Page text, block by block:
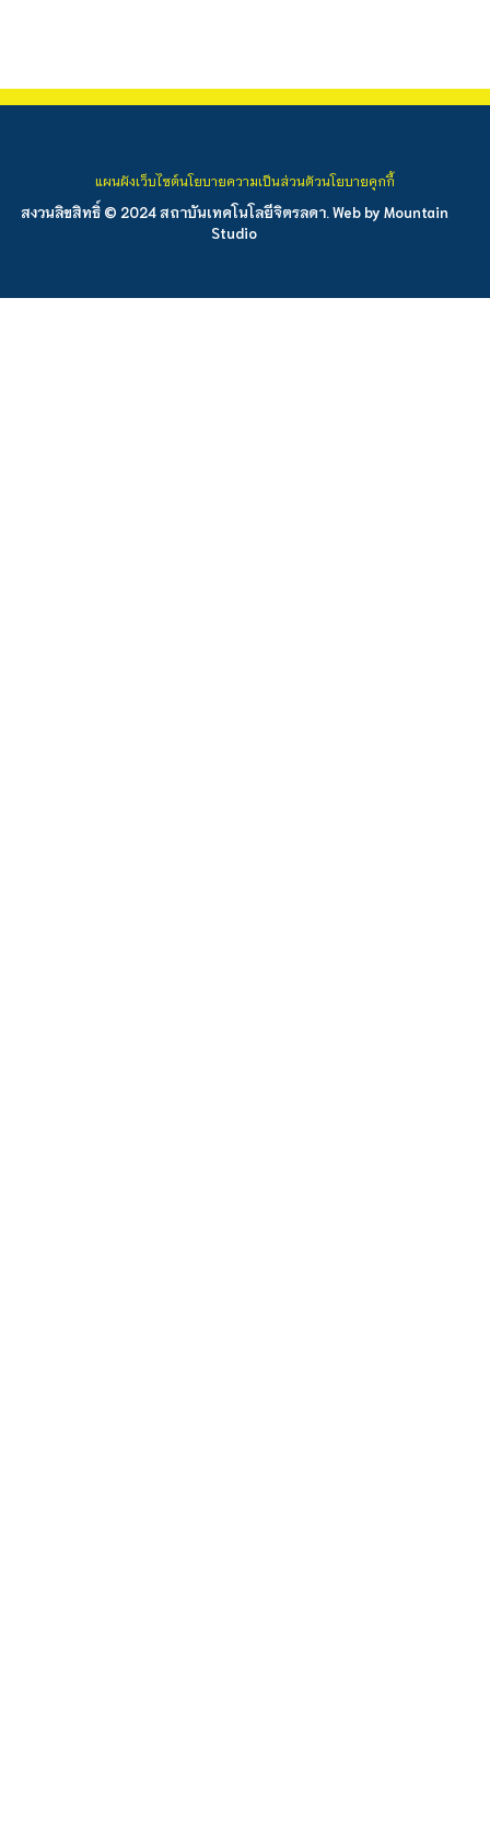
สงวนลิขสิทธิ์ © 2024 สถาบันเทคโนโลยีจิตรลดา. Web by Mountain
Studio
แผนผังเว็บไซต์นโยบายความเป็นส่วนตัวนโยบายคุกกี้